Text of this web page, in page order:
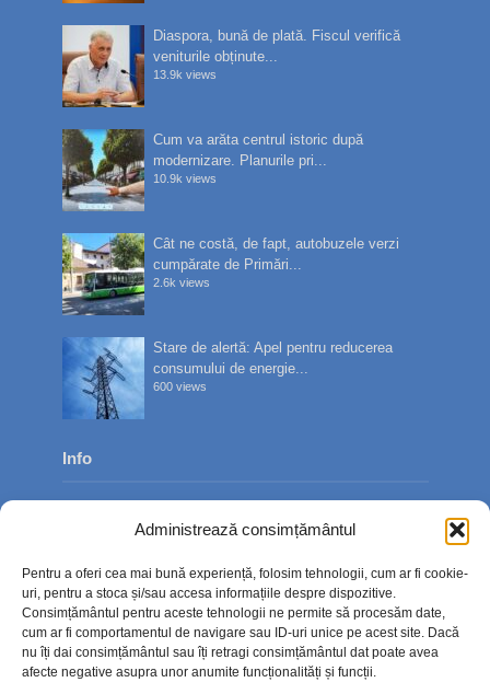
Administrează consimțământul
Pentru a oferi cea mai bună experiență, folosim tehnologii, cum ar fi cookie-
uri, pentru a stoca și/sau accesa informațiile despre dispozitive.
Consimțământul pentru aceste tehnologii ne permite să procesăm date,
cum ar fi comportamentul de navigare sau ID-uri unice pe acest site. Dacă
nu îți dai consimțământul sau îți retragi consimțământul dat poate avea
afecte negative asupra unor anumite funcționalități și funcții.
Diaspora, bună de plată. Fiscul verifică
veniturile obținute...
13.9k views
Cum va arăta centrul istoric după
modernizare. Planurile pri...
10.9k views
Cât ne costă, de fapt, autobuzele verzi
cumpărate de Primări...
2.6k views
Stare de alertă: Apel pentru reducerea
consumului de energie...
600 views
Info
Contact
Politica de confidențialitate
Politică cookie-uri (UE)